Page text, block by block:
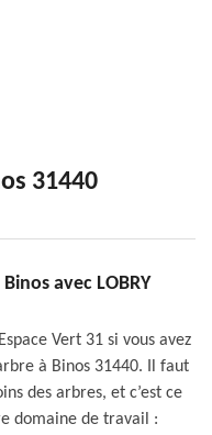
31440
avec LOBRY
Vert 31 si vous avez
à Binos 31440. Il faut
des arbres, et c’est ce
domaine de travail :